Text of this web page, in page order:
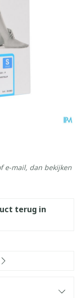
terug in
e-mail, dan bekijken